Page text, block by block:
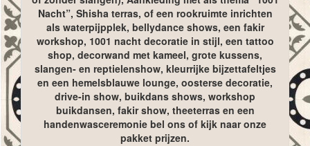
Nacht”, Shisha terras, of een rookruimte inrichten
als waterpijpplek, bellydance shows, een fakir
workshop, 1001 nacht decoratie in stijl, een tattoo
shop, decorwand met kameel, grote kussens,
slangen- en reptielenshow, kleurrijke bijzettafeltjes
en een hemelsblauwe lounge, oosterse decoratie,
drive-in show, buikdans shows, workshop
buikdansen, fakir show, theeterras en een
handenwasceremonie bel ons of kijk naar onze
pakket prijzen.